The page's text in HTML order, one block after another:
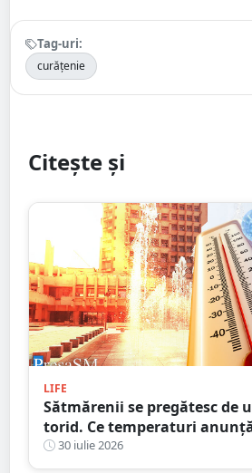
Tag-uri:
curățenie
Citește și
LIFE
Sătmărenii se pregătesc de
torid. Ce temperaturi
30 iulie 2026